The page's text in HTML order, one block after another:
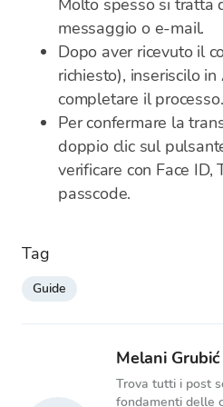
messaggio o e-mail.
Dopo aver ricevuto il
richiesto), inseriscilo
completare il processo.
Per confermare la
doppio clic sul
verificare con Face ID,
passcode.
Tag
Guide
Melani
Trova tutti i post
fondamenti delle